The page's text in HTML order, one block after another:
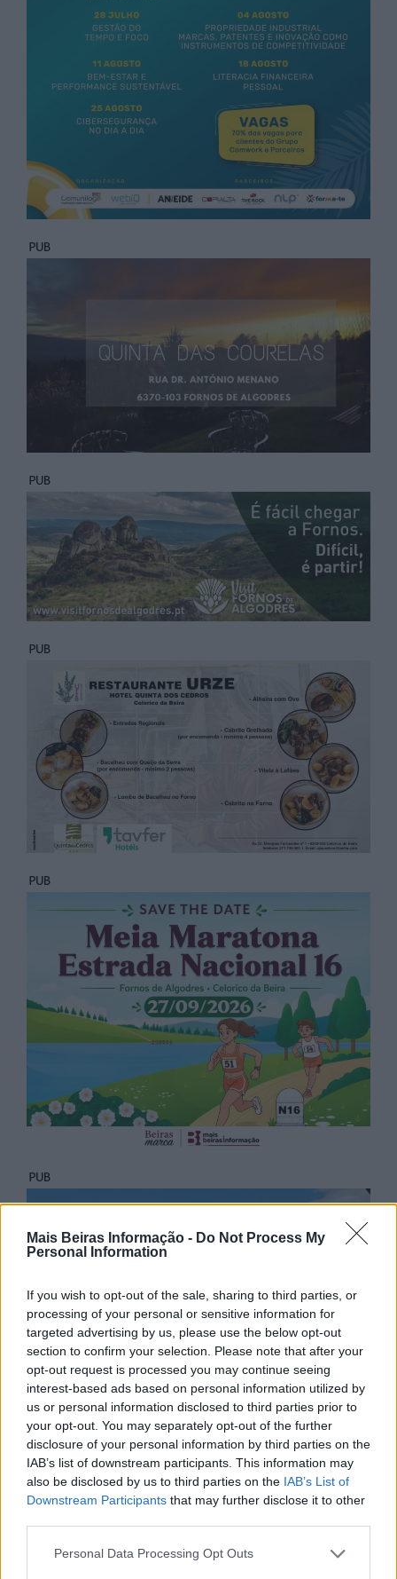
Mais Beiras Informação - Do Not Process My
Personal Information
If you wish to opt-out of the sale, sharing to third parties, or
processing of your personal or sensitive information for
targeted advertising by us, please use the below opt-out
section to confirm your selection. Please note that after your
opt-out request is processed you may continue seeing
interest-based ads based on personal information utilized by
us or personal information disclosed to third parties prior to
your opt-out. You may separately opt-out of the further
disclosure of your personal information by third parties on the
IAB’s list of downstream participants. This information may
also be disclosed by us to third parties on the IAB’s List of
Downstream Participants that may further disclose it to other
Personal Data Processing Opt Outs